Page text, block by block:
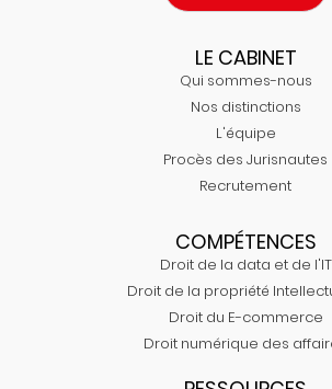
LE CABINET
Qui sommes-nous
Nos distinctions
L'équipe
Procès des Jurisnautes
Recrutement
COMPÉTENCES
Droit de la data et de l'IT
Droit de la propriété
Droit du E-commerce
Droit numérique des